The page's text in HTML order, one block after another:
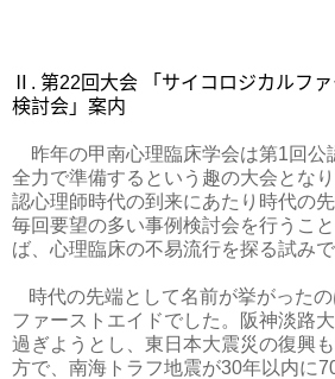
. 第22回大会
「サイコロジカルフ
検討会」案内
昨年の甲南心理臨床学会は第1回公
全力で準備するという趣の大会とな
認心理師時代の到来にあたり時代の
毎回要望の多い事例検討会を行うこ
ば、心理臨床の不易流行を探る試みで
時代の先端として名前が挙がった
ファーストエイドでした。阪神淡路
過ぎようとし、東日本大震災の復興
方で、南海トラフ地震が30年以内に